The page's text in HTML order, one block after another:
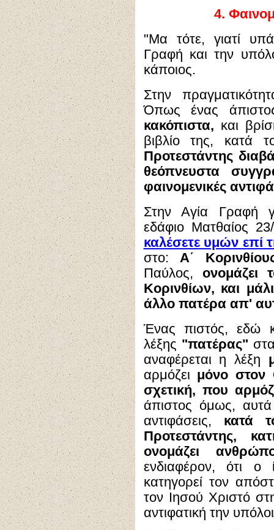
4.
"Μα τότε, γιατί
Γραφή και την
κάποιος.
Στην
Όπως ένας
κακόπιστα, και
βιβλίο της, κατά
Προτεστάντης
θεόπνευστα
φαινομενικές
Στην Αγία Γραφή
εδάφιο Ματθαίος
καλέσετε υμών επί
στο:Α΄
Παύλος, ονομάζει
Κορινθίων, και
άλλο πατέρα απ'
Ένας πιστός, εδώ
λέξης "πατέρας"
αναφέρεται η λέξη
αρμόζει μόνο στον
σχετική, που
άπιστος όμως,
αντιφάσεις, κατά
Προτεστάντης,
ονομάζει
ενδιαφέρον, ότι ο
κατηγορεί τον
τον Ιησού Χριστό
αντιφατική την